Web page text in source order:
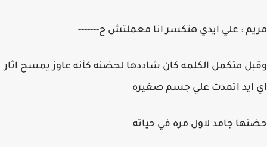
مريم : علي ايدي هتكسر انا معملتش ح-------
وقبل متكمل الكلمه كان شاددها لحضنه كأنه عاوز يمسح اثار
اي ايد اتمدت علي جسم صغيره
حضنها جامد لاول مره في حياته